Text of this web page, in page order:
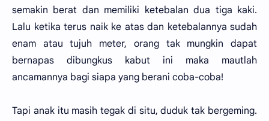
semakin berat dan memiliki ketebalan dua tiga kaki.
Lalu ketika terus naik ke atas dan ketebalannya sudah
enam atau tujuh meter, orang tak mungkin dapat
bernapas dibungkus kabut ini maka mautlah
ancamannya bagi siapa yang berani coba-coba!
Tapi anak itu masih tegak di situ, duduk tak bergeming.